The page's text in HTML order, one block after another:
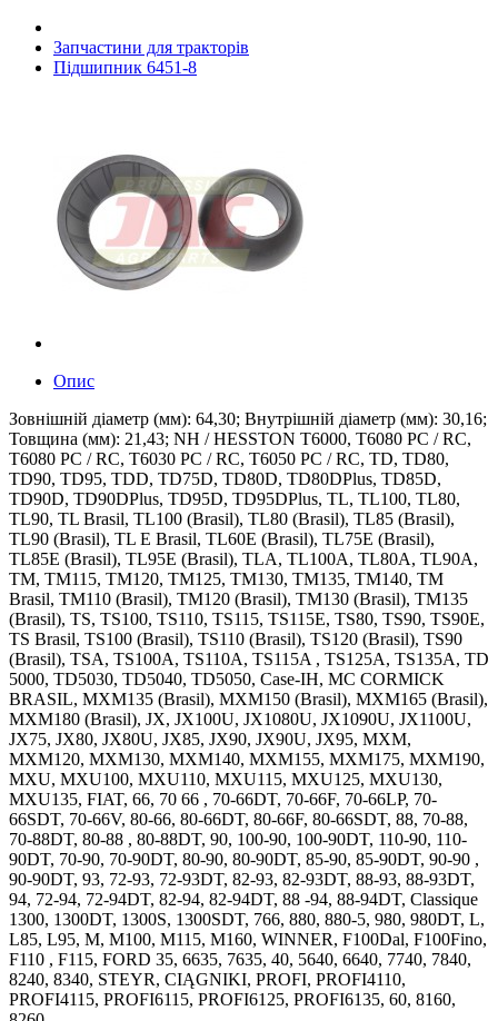
Запчастини для тракторів
Підшипник 6451-8
Опис
Зовнішній діаметр (мм): 64,30; Внутрішній діаметр (мм): 30,16;
Товщина (мм): 21,43; NH / HESSTON T6000, T6080 PC / RC,
T6080 PC / RC, T6030 PC / RC, T6050 PC / RC, TD, TD80,
TD90, TD95, TDD, TD75D, TD80D, TD80DPlus, TD85D,
TD90D, TD90DPlus, TD95D, TD95DPlus, TL, TL100, TL80,
TL90, TL Brasil, TL100 (Brasil), TL80 (Brasil), TL85 (Brasil),
TL90 (Brasil), TL E Brasil, TL60E (Brasil), TL75E (Brasil),
TL85E (Brasil), TL95E (Brasil), TLA, TL100A, TL80A, TL90A,
TM, TM115, TM120, TM125, TM130, TM135, TM140, TM
Brasil, TM110 (Brasil), TM120 (Brasil), TM130 (Brasil), TM135
(Brasil), TS, TS100, TS110, TS115, TS115E, TS80, TS90, TS90E,
TS Brasil, TS100 (Brasil), TS110 (Brasil), TS120 (Brasil), TS90
(Brasil), TSA, TS100A, TS110A, TS115A , TS125A, TS135A, TD
5000, TD5030, TD5040, TD5050, Case-IH, MC CORMICK
BRASIL, MXM135 (Brasil), MXM150 (Brasil), MXM165 (Brasil),
MXM180 (Brasil), JX, JX100U, JX1080U, JX1090U, JX1100U,
JX75, JX80, JX80U, JX85, JX90, JX90U, JX95, MXM,
MXM120, MXM130, MXM140, MXM155, MXM175, MXM190,
MXU, MXU100, MXU110, MXU115, MXU125, MXU130,
MXU135, FIAT, 66, 70 66 , 70-66DT, 70-66F, 70-66LP, 70-
66SDT, 70-66V, 80-66, 80-66DT, 80-66F, 80-66SDT, 88, 70-88,
70-88DT, 80-88 , 80-88DT, 90, 100-90, 100-90DT, 110-90, 110-
90DT, 70-90, 70-90DT, 80-90, 80-90DT, 85-90, 85-90DT, 90-90 ,
90-90DT, 93, 72-93, 72-93DT, 82-93, 82-93DT, 88-93, 88-93DT,
94, 72-94, 72-94DT, 82-94, 82-94DT, 88 -94, 88-94DT, Classique
1300, 1300DT, 1300S, 1300SDT, 766, 880, 880-5, 980, 980DT, L,
L85, L95, M, M100, M115, M160, WINNER, F100Dal, F100Fino,
F110 , F115, FORD 35, 6635, 7635, 40, 5640, 6640, 7740, 7840,
8240, 8340, STEYR, CIĄGNIKI, PROFI, PROFI4110,
PROFI4115, PROFI6115, PROFI6125, PROFI6135, 60, 8160,